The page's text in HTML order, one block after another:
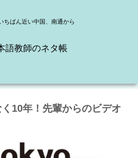
ちばん近い中国、南通から
語教師のネタ帳
10年！先輩からのビデオ